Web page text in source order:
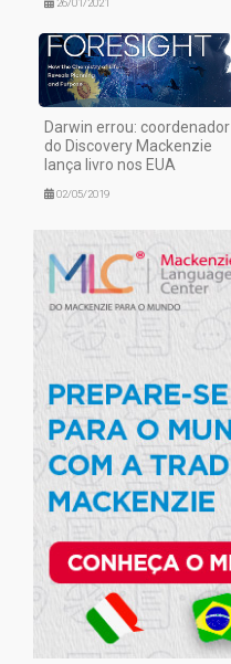
26/01/2021
Darwin errou: coordenador
do Discovery Mackenzie
lança livro nos EUA
02/05/2019